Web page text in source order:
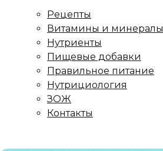
Рецепты
Витамины и минералы
Нутриенты
Пищевые добавки
Правильное питание
Нутрициология
ЗОЖ
Контакты